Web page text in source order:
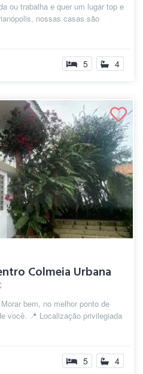
ou trabalha e quer um lugar top e
nossas casas são
5 4
Colmeia Urbana
bem, no melhor ponto de
você. 📍 Localização privilegiada
5 4